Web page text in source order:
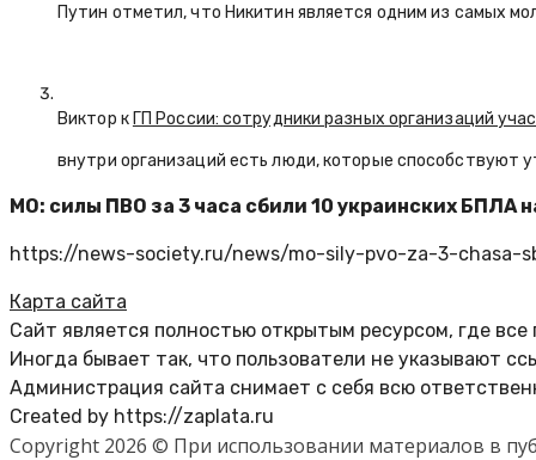
Путин отметил, что Никитин является одним из самых
Виктор к ГП России: сотрудники разных организаций
внутри организаций есть люди, которые способствуют
МО: силы ПВО за 3 часа сбили 10 украинских БПЛА
https://news-society.ru/news/mo-sily-pvo-za-3-chasa-
Карта сайта
Сайт является полностью открытым ресурсом, где
Иногда бывает так, что пользователи не указывают
Администрация сайта снимает с себя всю
Created by https://zaplata.ru
Copyright 2026 © При использовании материалов в